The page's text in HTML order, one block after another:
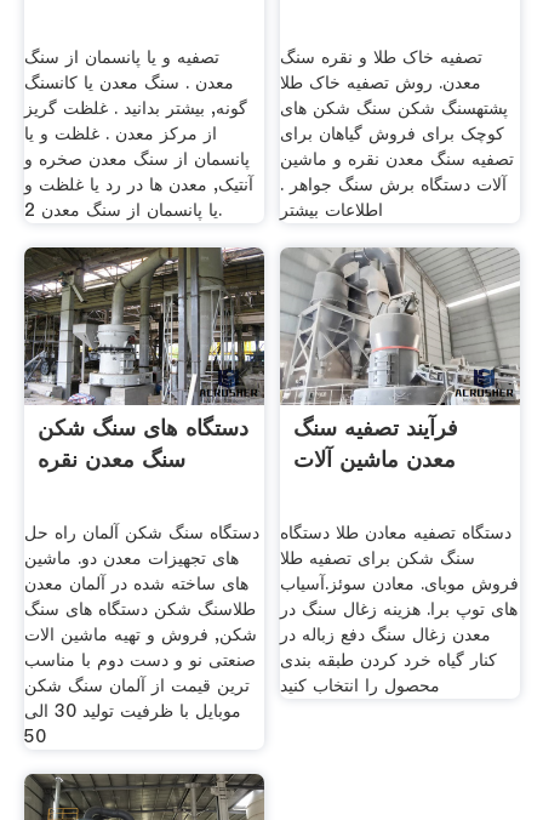
تصفیه و یا پانسمان از سنگ
معدن . سنگ معدن یا کانسنگ
گونه, بیشتر بدانید . غلظت گریز
از مرکز معدن . غلظت و یا
پانسمان از سنگ معدن صخره و
آنتیک, معدن ها در رد یا غلظت و
یا پانسمان از سنگ معدن 2.
تصفیه خاک طلا و نقره سنگ
معدن. روش تصفیه خاک طلا
پشتهسنگ شکن سنگ شکن های
کوچک برای فروش گیاهان برای
تصفیه سنگ معدن نقره و ماشین
آلات دستگاه برش سنگ جواهر .
اطلاعات بیشتر
دستگاه های سنگ شکن
سنگ معدن نقره
دستگاه سنگ شکن آلمان راه حل
های تجهیزات معدن دو. ماشین
های ساخته شده در آلمان معدن
طلاسنگ شکن دستگاه های سنگ
شکن, فروش و تهیه ماشین الات
صنعتی نو و دست دوم با مناسب
ترین قیمت از آلمان سنگ شکن
موبایل با ظرفیت تولید 30 الی
50
فرآیند تصفیه سنگ
معدن ماشین آلات
دستگاه تصفیه معادن طلا ‫دستگاه
تصفیه طلا‬‎ سنگ شکن برای
فروش موبای. معادن سوئز.آسیاب
های توپ برا. هزینه زغال سنگ در
معدن زغال سنگ دفع زباله در
کنار گیاه خرد کردن طبقه بندی
محصول را انتخاب کنید